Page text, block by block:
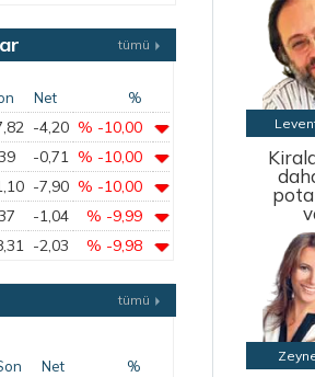
tümü
Net
%
-4,20 % -10,00
-0,71 % -10,00
-7,90 % -10,00
-1,04 % -9,99
-2,03 % -9,98
tümü
Net
%